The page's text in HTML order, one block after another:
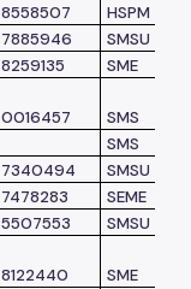
8558507
HSPM
7885946
SMSU
8259135
SME
0016457
SMS
SMS
7340494
SMSU
7478283
SEME
5507553
SMSU
8122440
SME